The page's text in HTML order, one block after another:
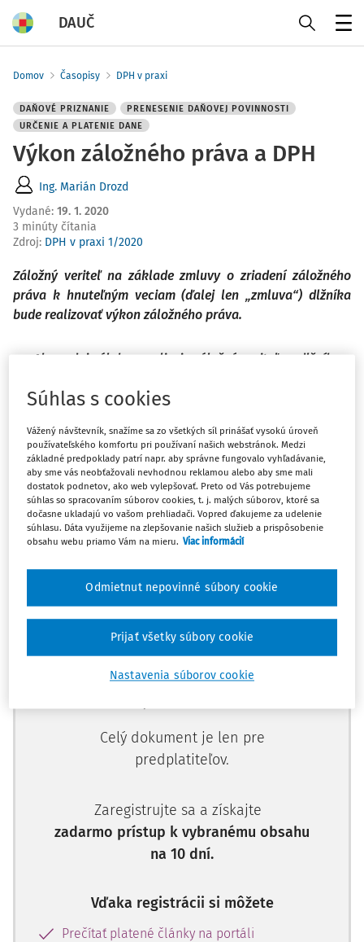
DAUČ
Domov Časopisy DPH v praxi
DAŇOVÉ PRIZNANIE
PRENESENIE DAŇOVEJ POVINNOSTI
URČENIE A PLATENIE DANE
Výkon záložného práva a DPH
Ing. Marián Drozd
Vydané: 19. 1. 2020
3 minúty čítania
Zdroj: DPH v praxi 1/2020
Záložný veriteľ na základe zmluvy o zriadení záložného
práva k hnuteľným veciam (ďalej len „zmluva“) dlžníka
bude realizovať výkon záložného práva.
Ak predaj zálohu zrealizuje záložný veriteľ za dlžníka v
dlžník, aj záložný veriteľ sú platiteľmi DPH podľa § 4
Aj pri predaji veci záložným veriteľom dlžník je
ekonomickým vlastníkom veci s cieľom získať z nej
ekonomické úžitky potrebné na zaplatenie záväzku voči
veriteľovi.
Máte predplatné? Prihláste sa
Celý dokument je len pre
predplatiteľov.
Zaregistrujte sa a získajte
zadarmo prístup k vybranému obsahu
na 10 dní.
Vďaka registrácii si môžete
Prečítať platené články na portáli
Súhlas s cookies
Vážený návštevník, snažíme sa zo všetkých síl prinášať vysokú úroveň
používateľského komfortu pri používaní našich webstránok. Medzi
základné predpoklady patrí napr. aby správne fungovalo vyhľadávanie,
aby sme vás neobťažovali nevhodnou reklamou alebo aby sme mali
dostatok podnetov, ako web vylepšovať. Preto od Vás potrebujeme
súhlas so spracovaním súborov cookies, t. j. malých súborov, ktoré sa
dočasne ukladajú vo vašom prehliadači. Vopred ďakujeme za udelenie
súhlasu. Dáta využijeme na zlepšovanie našich služieb a prispôsobenie
obsahu webu priamo Vám na mieru. Viac informácií
Nastavenia súborov cookie
Odmietnut nepovinné súbory cookie
Prijať všetky súbory cookie